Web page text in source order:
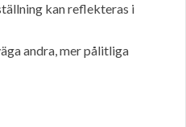
kan reflekteras i
andra, mer pålitliga